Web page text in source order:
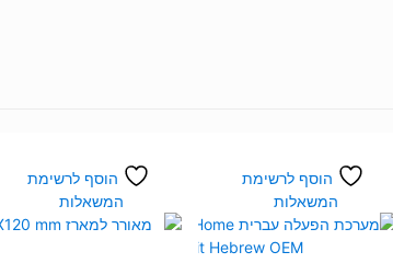
הוסף לרשימת
המשאלות
הוסף לרשימת
המשאלות